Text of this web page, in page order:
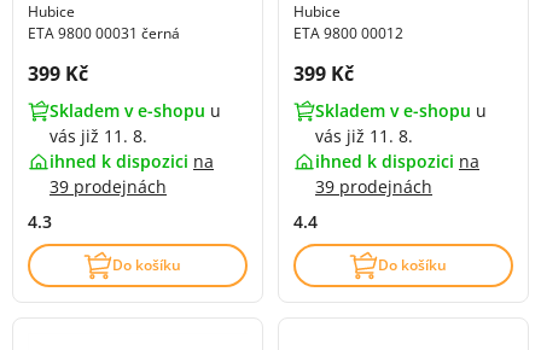
Hubice
ETA 9800 00031 černá
Cena s DPH:
399 Kč
Skladem v e-shopu u
vás již 11. 8.
ihned k dispozici na
39 prodejnách
4.3
Do košíku
Hubice
ETA 9800 00012
Cena s DPH:
399 Kč
Skladem v e-shopu u
vás již 11. 8.
ihned k dispozici na
39 prodejnách
4.4
Do košíku